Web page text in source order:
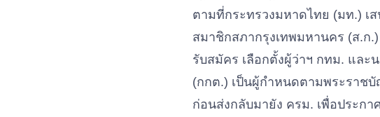
ตามที่กระทรวงมหาดไทย (มท.) เ
สมาชิกสภากรุงเทพมหานคร (ส.ก
รับสมัคร เลือกตั้งผู้ว่าฯ กทม. และ
(กกต.) เป็นผู้กำหนดตามพระราช
ก่อนส่งกลับมายัง ครม. เพื่อประก